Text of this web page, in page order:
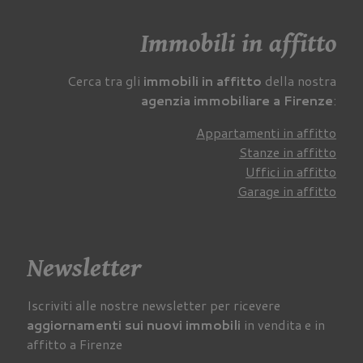
Immobili in affitto
Cerca tra gli immobili in affitto della nostra
agenzia immobiliare a Firenze:
Appartamenti in affitto
Stanze in affitto
Uffici in affitto
Garage in affitto
Newsletter
Iscriviti alle nostre newsletter per ricevere
aggiornamenti sui nuovi immobili in vendita e in
affitto a Firenze